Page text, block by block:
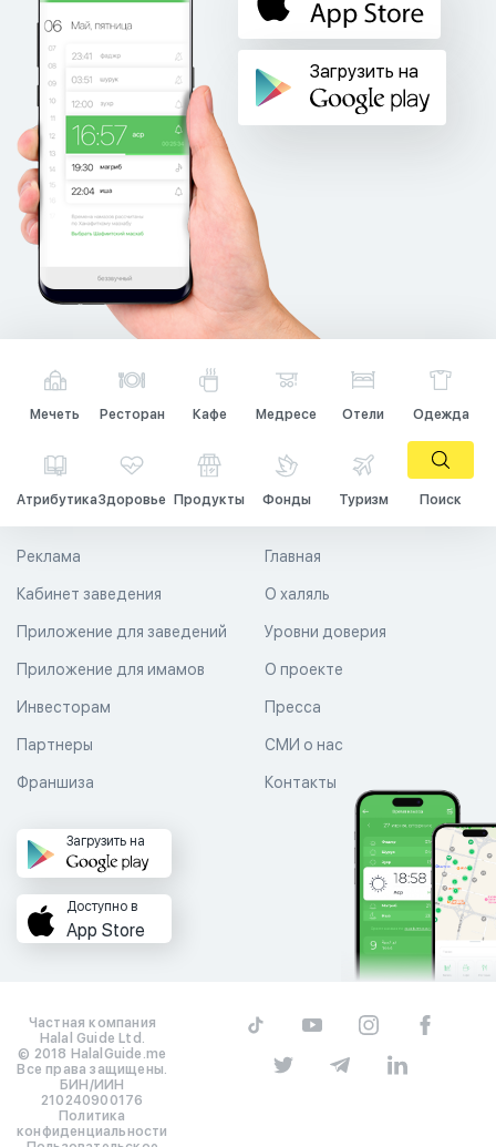
Загрузить на
Мечеть Ресторан Кафе Медресе Отели Одежда
АтрибутикаЗдоровье Продукты Фонды Туризм Поиск
Главная
О халяль
Уровни доверия
Реклама
Кабинет заведения
Приложение для заведений
Приложение для имамов О проекте
Пресса
СМИ о нас
Контакты
Инвесторам
Партнеры
Франшиза
Загрузить на
Доступно в
App Store
Частная компания
Halal Guide Ltd.
© 2018 HalalGuide.me
Все права защищены.
БИН/ИИН
210240900176
Политика
конфиденциальности